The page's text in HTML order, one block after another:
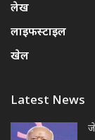
लेख
लाइफस्टाइल
खेल
Latest News